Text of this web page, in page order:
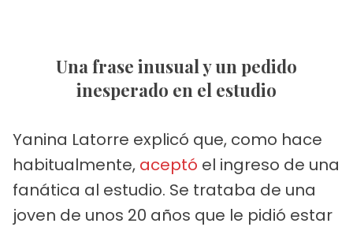
Una frase inusual y un pedido
inesperado en el estudio
Yanina Latorre explicó que, como hace
habitualmente, aceptó el ingreso de una
fanática al estudio. Se trataba de una
joven de unos 20 años que le pidió estar